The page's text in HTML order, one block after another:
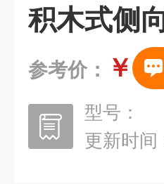
积木式侧
参考价： ￥
型号：
更新时间